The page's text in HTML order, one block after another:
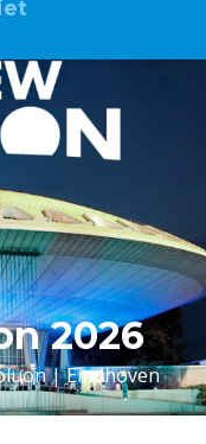
2026
| Eindhoven